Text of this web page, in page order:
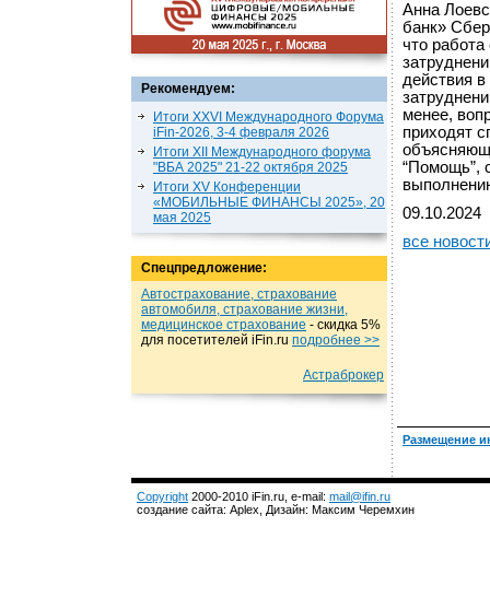
Рекомендуем:
Итоги XXVI Международного Форума
iFin-2026, 3-4 февраля 2026
Итоги XII Международного форума
"ВБА 2025" 21-22 октября 2025
Итоги XV Конференции
«МОБИЛЬНЫЕ ФИНАНСЫ 2025», 20
мая 2025
Спецпредложение:
Автострахование, страхование
автомобиля, страхование жизни,
медицинское страхование - cкидка 5%
для посетителей iFin.ru подробнеe >>
Астраброкер
Анна
банк»
что
действия
менее,
приходят
“Помощь”,
09.10.2024
все
Размещение
Copyright 2000-2010 iFin.ru, e-mail: mail@ifin.ru
создание сайта: Aplex, Дизайн: Максим Черемхин